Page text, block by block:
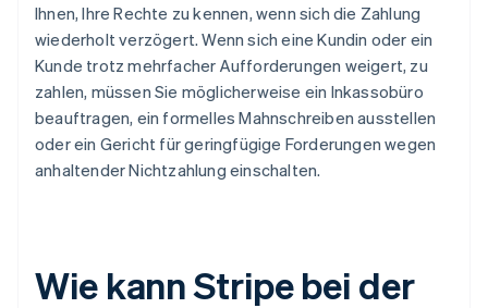
Ihnen, Ihre Rechte zu kennen, wenn sich die Zahlung
wiederholt verzögert. Wenn sich eine Kundin oder ein
Kunde trotz mehrfacher Aufforderungen weigert, zu
zahlen, müssen Sie möglicherweise ein Inkassobüro
beauftragen, ein formelles Mahnschreiben ausstellen
oder ein Gericht für geringfügige Forderungen wegen
anhaltender Nichtzahlung einschalten.
Wie kann Stripe bei der